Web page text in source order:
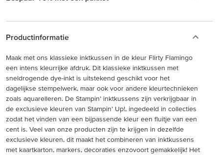
Productinformatie
Maak met ons klassieke inktkussen in de kleur Flirty Flamingo
een intens kleurrijke afdruk. Dit klassieke inktkussen met
sneldrogende dye-inkt is uitstekend geschikt voor het
dagelijkse stempelwerk, maar ook voor andere kleurtechnieken
zoals aquarelleren. De Stampin’ inktkussens zijn verkrijgbaar in
de exclusieve kleuren van Stampin’ Up!, ingedeeld in collecties
zodat het vinden van een bijpassende kleur een fluitje van een
cent is. Veel van onze producten zijn te krijgen in dezelfde
exclusieve kleuren, dit maakt het combineren van inktkussens
met kaartkarton, markers, decoraties enzovoort gemakkelijk! Het